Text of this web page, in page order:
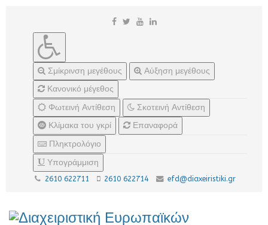
Σμίκρινση μεγέθους
Αύξηση μεγέθους
Κανονικό μέγεθος
Φωτεινή Αντίθεση
Σκοτεινή Αντίθεση
Κλίμακα του γκρί
Επαναφορά
Πληκτρολόγιο
Υπογράμμιση
2610 622711 2610 622714 efd@diaxeiristiki.gr